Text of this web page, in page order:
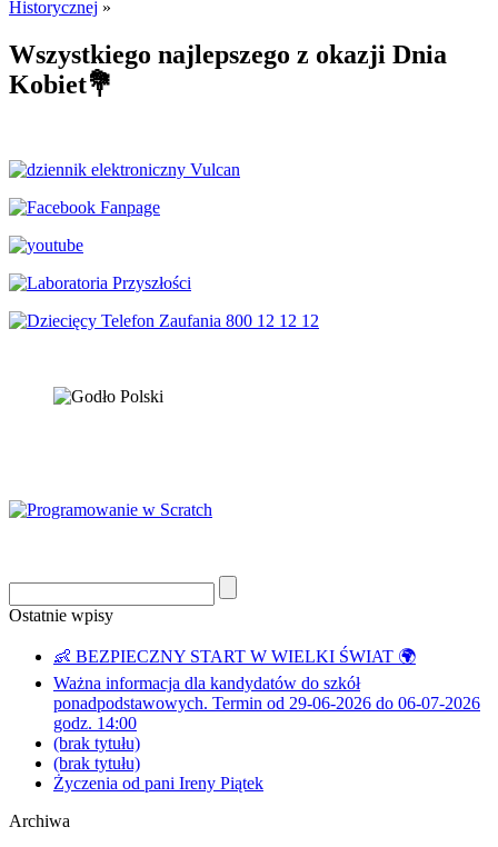
Historycznej »
Wszystkiego najlepszego z okazji Dnia
Kobiet💐
Ostatnie wpisy
👶 BEZPIECZNY START W WIELKI ŚWIAT 🌍
Ważna informacja dla kandydatów do szkół
ponadpodstawowych. Termin od 29-06-2026 do 06-07-2026
godz. 14:00
(brak tytułu)
(brak tytułu)
Życzenia od pani Ireny Piątek
Archiwa